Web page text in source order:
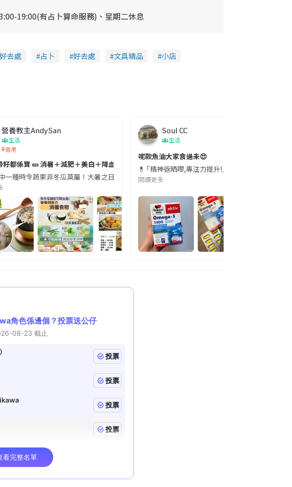
19:00(有占卜算命服務)、星期二休息
去處 占卜 好去處 文具精品
小店
「1標示」🚨
特別留意隨身行李中的行動電源。一名旅客日前在機場安檢時，明明攜帶的行動電源機身
營養教主AndySan
生活
香港
都係寶 🥒 消暑＋減肥＋美白＋降血脂
一種時令蔬果非冬瓜莫屬！大暑之日，點都要飲碗冬瓜湯消暑解渴！除了解暑，冬瓜仲有好
Soul CC
生活
呢款魚油大家食過未😍
💊 ｢精神返晒嚟,專注力提升!｣ 長時間對住電腦､
閱讀更多